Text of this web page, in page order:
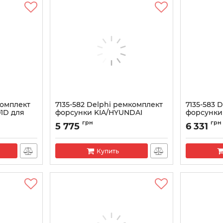
для
Пежо
7135-582 Delphi ремкомплект
форсунки KIA/HYUNDAI
(R00203D)
Артикул:
5 775 грн
Купить
7135-583
форсунки
YONG
Артикул:
6 331 грн